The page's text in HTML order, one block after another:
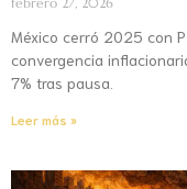
México cerró 2025 con
convergencia
7% tras pausa.
Leer más »